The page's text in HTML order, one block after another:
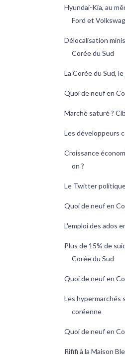
Hyundai-Kia, au
Ford et
Délocalisation
Corée du Sud
La Corée du Sud,
Quoi de neuf en
Marché saturé ?
Les développeurs
Croissance
on ?
Le Twitter
Quoi de neuf en
L'emploi des ados
Plus de 15% de
Corée du Sud
Quoi de neuf en
Les hypermarchés
coréenne
Quoi de neuf en
Rififi à la Maison